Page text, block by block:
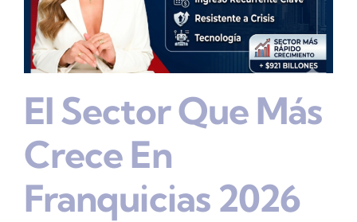
El Sector Que Más
Crece En
Franquicias 2026